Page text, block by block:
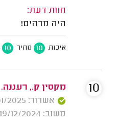
חוות דעת:
היה מדהים!
איכות 10 מחיר 10
מקסין ק., רעננה.
אשרור: 19/01/2025
משוב: 19/12/2024
10